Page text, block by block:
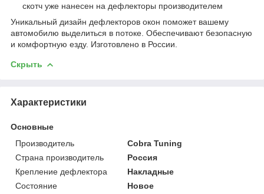
скотч уже нанесен на дефлекторы производителем
Уникальный дизайн дефлекторов окон поможет вашему
автомобилю выделиться в потоке. Обеспечивают безопасную
и комфортную езду. Изготовлено в России.
Скрыть
Характеристики
Основные
Производитель
Cobra Tuning
Страна производитель
Россия
Крепление дефлектора
Накладные
Состояние
Новое